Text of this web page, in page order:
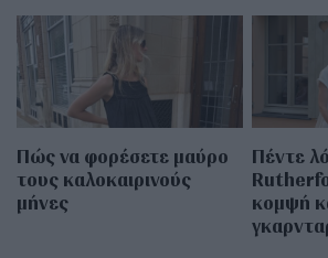
Πώς να φορέσετε μαύρο
τους καλοκαιρινούς
μήνες
Πέντε
κομψή